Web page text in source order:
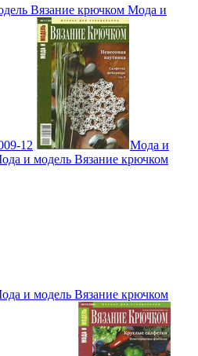
Вязание крючком Мода и
12
Мода и
и модель Вязание крючком
и модель Вязание крючком